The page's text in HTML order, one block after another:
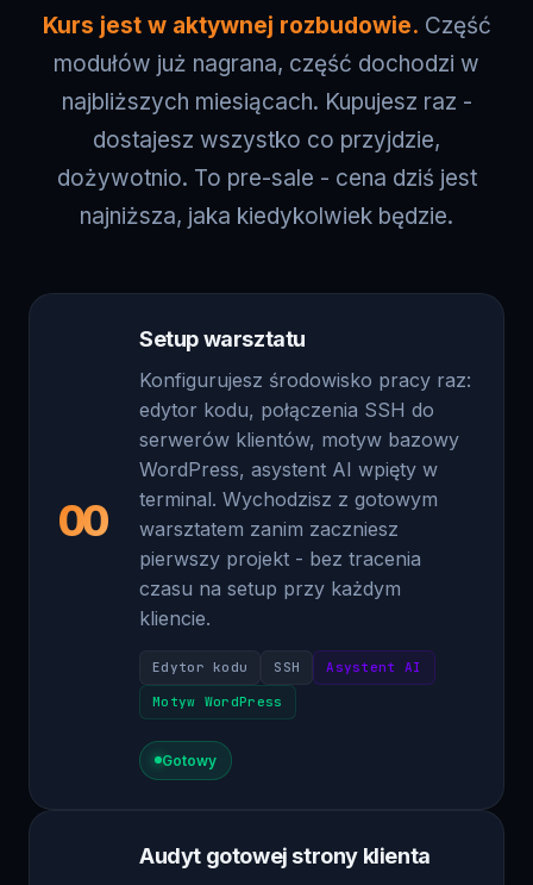
modułów już nagrana, część dochodzi w
najbliższych miesiącach. Kupujesz raz -
dostajesz wszystko co przyjdzie,
dożywotnio. To pre-sale - cena dziś jest
najniższa, jaka kiedykolwiek będzie.
Setup warsztatu
Konfigurujesz środowisko pracy raz:
serwerów klientów, motyw bazowy
WordPress, asystent AI wpięty w
terminal. Wychodzisz z gotowym
warsztatem zanim zaczniesz
pierwszy projekt - bez tracenia
czasu na setup przy każdym
kliencie.
Edytor kodu
Gotowy
Większość projektów to nie strony